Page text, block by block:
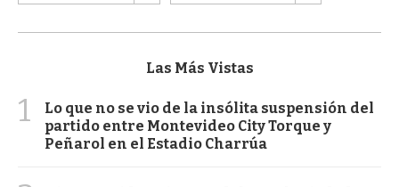
Las Más Vistas
1
Lo que no se vio de la insólita suspensión del
partido entre Montevideo City Torque y
Peñarol en el Estadio Charrúa